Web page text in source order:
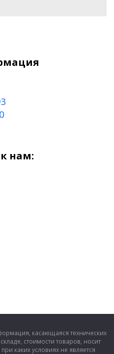
нам:
касающаяся технических
стоимости товаров, носит
каких условиях не является